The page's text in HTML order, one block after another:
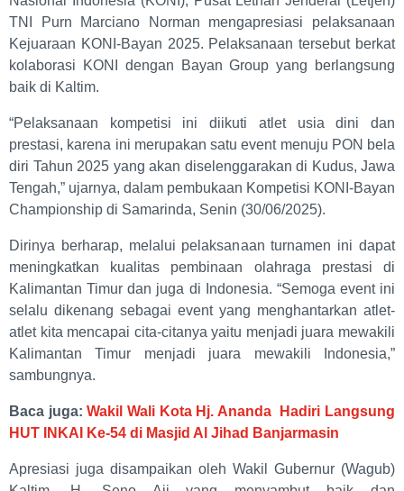
TNI Purn Marciano Norman mengapresiasi pelaksanaan
Kejuaraan KONI-Bayan 2025. Pelaksanaan tersebut berkat
kolaborasi KONI dengan Bayan Group yang berlangsung
baik di Kaltim.
“Pelaksanaan kompetisi ini diikuti atlet usia dini dan
prestasi, karena ini merupakan satu event menuju PON bela
diri Tahun 2025 yang akan diselenggarakan di Kudus, Jawa
Tengah,” ujarnya, dalam pembukaan Kompetisi KONI-Bayan
Championship di Samarinda, Senin (30/06/2025).
Dirinya berharap, melalui pelaksanaan turnamen ini dapat
meningkatkan kualitas pembinaan olahraga prestasi di
Kalimantan Timur dan juga di Indonesia. “Semoga event ini
selalu dikenang sebagai event yang menghantarkan atlet-
atlet kita mencapai cita-citanya yaitu menjadi juara mewakili
Kalimantan Timur menjadi juara mewakili Indonesia,”
sambungnya.
Baca juga:Wakil Wali Kota Hj. Ananda Hadiri Langsung
HUT INKAI Ke-54 di Masjid Al Jihad Banjarmasin
Apresiasi juga disampaikan oleh Wakil Gubernur (Wagub)